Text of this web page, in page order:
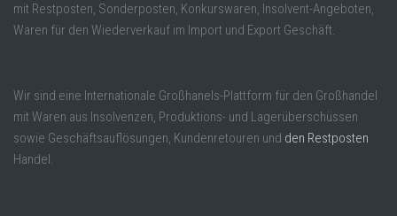
mit Restposten, Sonderposten, Konkurswaren, Insolvent-Angeboten,
Waren für den Wiederverkauf im Import und Export Geschäft.
Wir sind eine Internationale Großhanels-Plattform für den Großhandel
mit Waren aus Insolvenzen, Produktions- und Lagerüberschüssen
sowie Geschäftsauflösungen, Kundenretouren und den Restposten
Handel.